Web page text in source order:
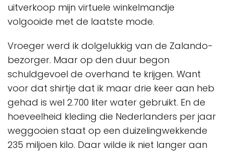
uitverkoop mijn virtuele winkelmandje
volgooide met de laatste mode.
Vroeger werd ik dolgelukkig van de Zalando-
bezorger. Maar op den duur begon
schuldgevoel de overhand te krijgen. Want
voor dat shirtje dat ik maar drie keer aan heb
gehad is wel 2.700 liter water gebruikt. En de
hoeveelheid kleding die Nederlanders per jaar
weggooien staat op een duizelingwekkende
235 miljoen kilo. Daar wilde ik niet langer aan